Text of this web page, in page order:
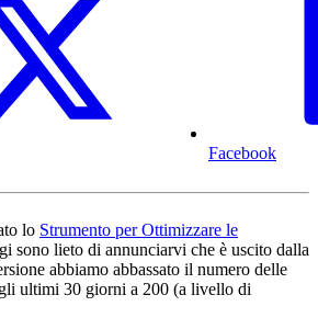
Facebook
lo Strumento per Ottimizzare le
sono lieto di annunciarvi che è uscito dalla
abbiamo abbassato il numero delle
ultimi 30 giorni a 200 (a livello di